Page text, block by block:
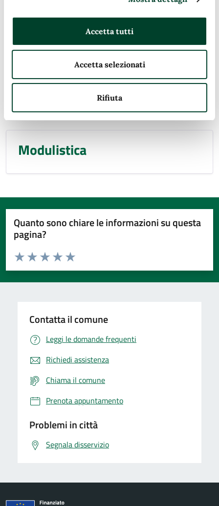
Accetta tutti
Accetta selezionati
Rifiuta
Documento funzionamento
Modulistica
Quanto sono chiare le informazioni su questa
pagina?
Valuta da 1 a 5 stelle la pagina
Valuta 5 stelle su 5
Valuta 4 stelle su 5
Valuta 3 stelle su 5
Valuta 2 stelle su 5
Valuta 1 stelle su 5
Contatta il comune
Leggi le domande frequenti
Richiedi assistenza
Chiama il comune
Prenota appuntamento
Problemi in città
Segnala disservizio